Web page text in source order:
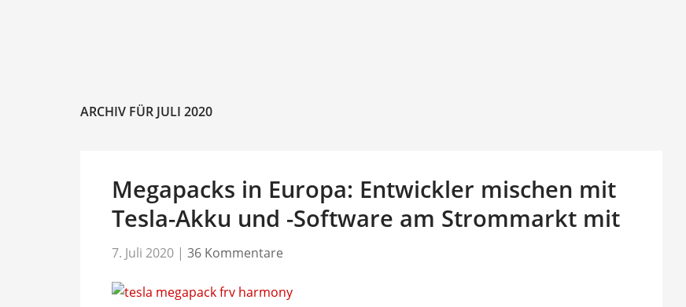
ARCHIV FÜR JULI 2020
Megapacks in Europa: Entwickler mischen mit
Tesla-Akku und -Software am Strommarkt mit
7. Juli 2020 | 36 Kommentare